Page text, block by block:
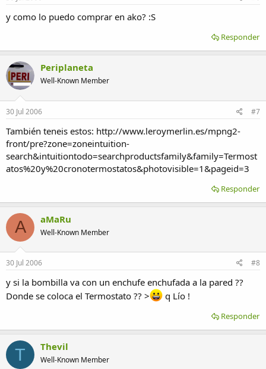
y como lo puedo comprar en ako? :S
Responder
Periplaneta
Well-Known Member
30 Jul 2006 #7
También teneis estos: http://www.leroymerlin.es/mpng2-
front/pre?zone=zoneintuition-
search&intuitiontodo=searchproductsfamily&family=Termost
atos%20y%20cronotermostatos&photovisible=1&pageid=3
Responder
A aMaRu
Well-Known Member
30 Jul 2006 #8
y si la bombilla va con un enchufe enchufada a la pared ??
Donde se coloca el Termostato ?? >
q Lío !
Responder
T Thevil
Well-Known Member